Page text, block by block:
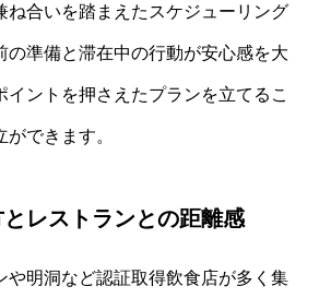
ね合いを踏まえたスケジューリング
の準備と滞在中の行動が安心感を大
イントを押さえたプランを立てるこ
できます。
レストランとの距離感
や明洞など認証取得飲食店が多く集